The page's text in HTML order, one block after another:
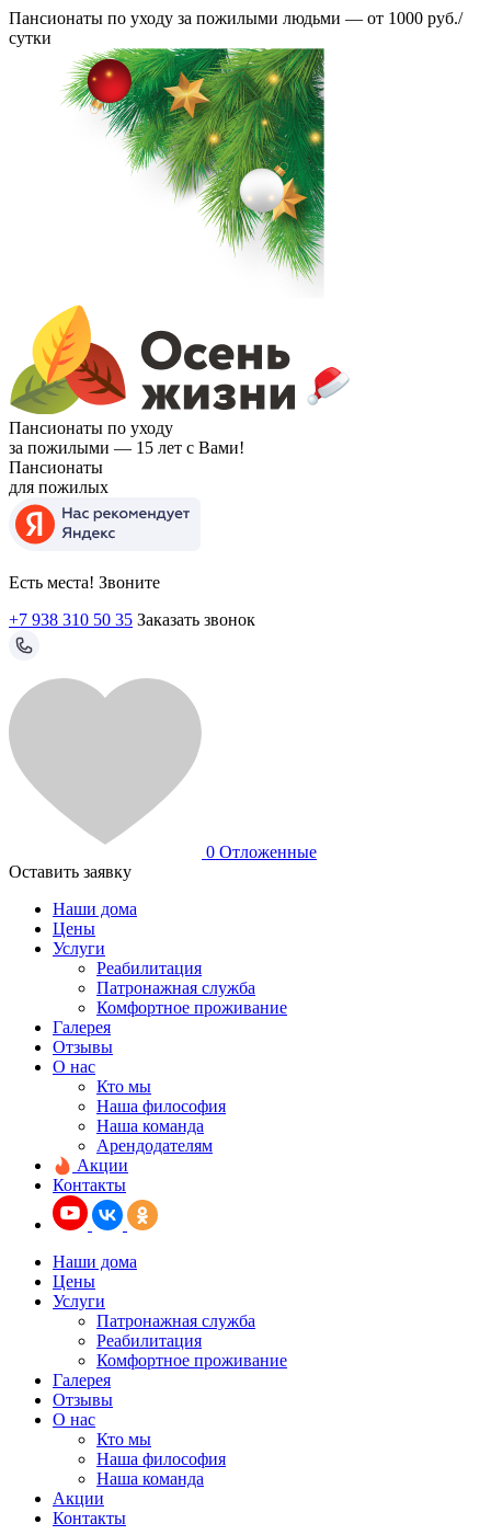
Пансионаты по уходу за пожилыми людьми — от 1000 руб./
сутки
Пансионаты по уходу
за пожилыми — 15 лет с Вами!
Пансионаты
для пожилых
Есть места! Звоните
+7 938 310 50 35 Заказать звонок
0 Отложенные
Оставить заявку
Наши дома
Цены
Услуги
Реабилитация
Патронажная служба
Комфортное проживание
Галерея
Отзывы
О нас
Кто мы
Наша философия
Наша команда
Арендодателям
Акции
Контакты
Наши дома
Цены
Услуги
Патронажная служба
Реабилитация
Комфортное проживание
Галерея
Отзывы
О нас
Кто мы
Наша философия
Наша команда
Акции
Контакты